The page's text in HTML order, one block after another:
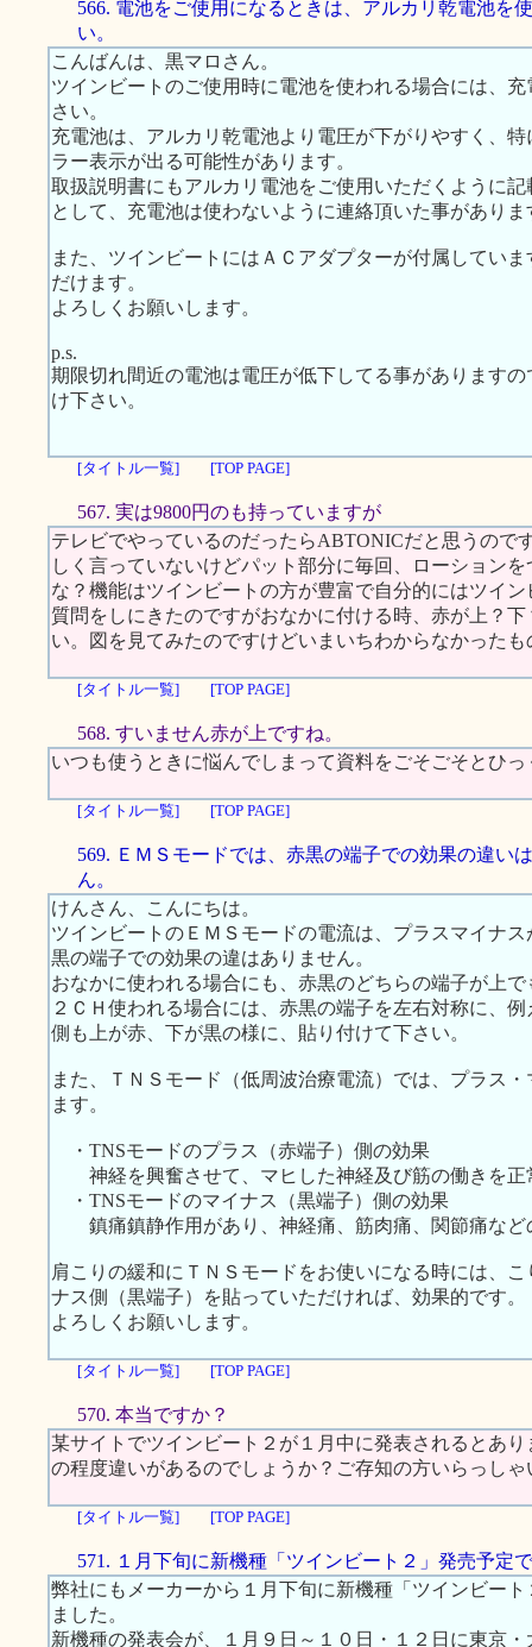
566. 電池をご使用になるときは、アルカリ乾電池を
い。
こんばんは、黒マロさん。
ツインビートのご使用時に電池を使われる場合には、
さい。
充電池は、アルカリ乾電池より電圧が下がりやすく、
ラー表示が出る可能性があります。
取扱説明書にもアルカリ電池をご使用いただくように
として、充電池は使わないように連絡頂いた事がありま
また、ツインビートにはＡＣアダプターが付属してい
だけます。
よろしくお願いします。
p.s.
期限切れ間近の電池は電圧が低下してる事があります
け下さい。
[タイトル一覧] [TOP PAGE]
567. 実は9800円のも持っていますが
テレビでやっているのだったらABTONICだと思うので
しく言っていないけどパット部分に毎回、ローション
な？機能はツインビートの方が豊富で自分的にはツイ
質問をしにきたのですがおなかに付ける時、赤が上？
い。図を見てみたのですけどいまいちわからなかったも
[タイトル一覧] [TOP PAGE]
568. すいません赤が上ですね。
いつも使うときに悩んでしまって資料をごそごそとひ
[タイトル一覧] [TOP PAGE]
569. ＥＭＳモードでは、赤黒の端子での効果の違い
ん。
けんさん、こんにちは。
ツインビートのＥＭＳモードの電流は、プラスマイナ
黒の端子での効果の違はありません。
おなかに使われる場合にも、赤黒のどちらの端子が上で
２ＣＨ使われる場合には、赤黒の端子を左右対称に、
側も上が赤、下が黒の様に、貼り付けて下さい。
また、ＴＮＳモード（低周波治療電流）では、プラス
ます。
・TNSモードのプラス（赤端子）側の効果
神経を興奮させて、マヒした神経及び筋の働きを正
・TNSモードのマイナス（黒端子）側の効果
鎮痛鎮静作用があり、神経痛、筋肉痛、関節痛など
肩こりの緩和にＴＮＳモードをお使いになる時には、
ナス側（黒端子）を貼っていただければ、効果的です。
よろしくお願いします。
[タイトル一覧] [TOP PAGE]
570. 本当ですか？
某サイトでツインビート２が１月中に発表されるとあ
の程度違いがあるのでしょうか？ご存知の方いらっしゃ
[タイトル一覧] [TOP PAGE]
571. １月下旬に新機種「ツインビート２」発売予定
弊社にもメーカーから１月下旬に新機種「ツインビー
ました。
新機種の発表会が、１月９日～１０日・１２日に東京